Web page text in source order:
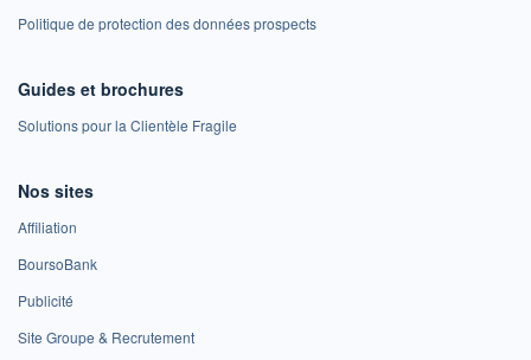
Politique de protection des données prospects
Guides et brochures
Solutions pour la Clientèle Fragile
Nos sites
Affiliation
BoursoBank
Publicité
Site Groupe & Recrutement